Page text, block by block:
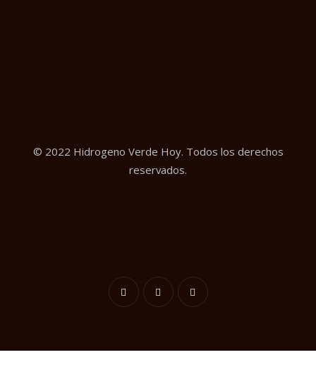
© 2022 Hidrogeno Verde Hoy. Todos los derechos
reservados.